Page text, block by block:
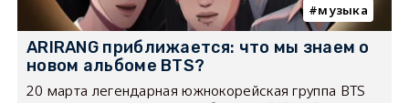
музыка
ARIRANG приближается: что мы знаем о
новом альбоме BTS?
20 марта легендарная южнокорейская группа BTS